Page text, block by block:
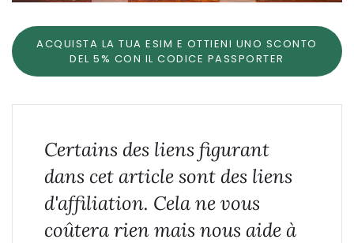
ACQUISTA LA TUA ESIM E OTTIENI UNO SCONTO
DEL 5% CON IL CODICE PASSPORTER
Certains des liens figurant
dans cet article sont des liens
d'affiliation. Cela ne vous
coûtera rien mais nous aide à